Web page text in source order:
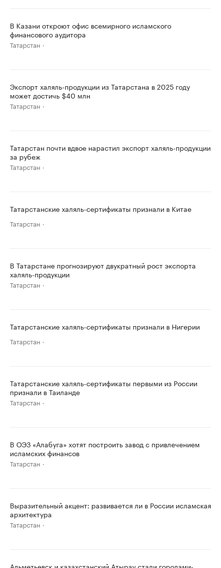
В Казани откроют офис всемирного исламского
финансового аудитора
Татарстан
Экспорт халяль-продукции из Татарстана в 2025 году
может достичь $40 млн
Татарстан
Татарстан почти вдвое нарастил экспорт халяль-продукции
за рубеж
Татарстан
Татарстанские халяль-сертификаты признали в Китае
Татарстан
В Татарстане прогнозируют двукратный рост экспорта
халяль-продукции
Татарстан
Татарстанские халяль-сертификаты признали в Нигерии
Татарстан
Татарстанские халяль-сертификаты первыми из России
признали в Таиланде
Татарстан
В ОЭЗ «Алабуга» хотят построить завод с привлечением
исламских финансов
Татарстан
Выразительный акцент: развивается ли в России исламская
архитектура
Татарстан